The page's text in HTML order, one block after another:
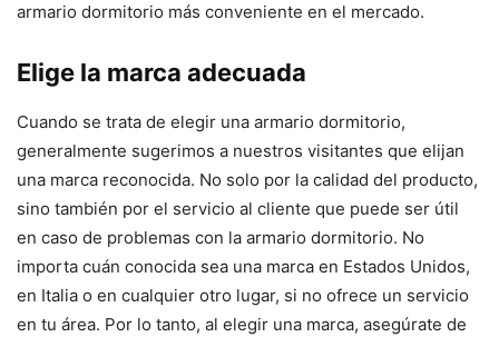
armario dormitorio más conveniente en el mercado.
Elige la marca adecuada
Cuando se trata de elegir una armario dormitorio,
generalmente sugerimos a nuestros visitantes que elijan
una marca reconocida. No solo por la calidad del producto,
sino también por el servicio al cliente que puede ser útil
en caso de problemas con la armario dormitorio. No
importa cuán conocida sea una marca en Estados Unidos,
en Italia o en cualquier otro lugar, si no ofrece un servicio
en tu área. Por lo tanto, al elegir una marca, asegúrate de